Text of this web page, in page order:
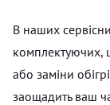
В наших
комплектуючих,
або заміни
заощадить ваш